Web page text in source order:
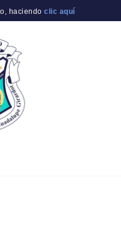
haciendo clic aquí